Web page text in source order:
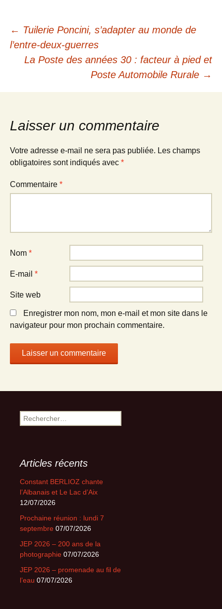
Navigation
des
articles
← Tuilerie Poncini, s’adapter au monde de
l’entre-deux-guerres
La Poste des années 30 : facteur à pied et
Poste Automobile Rurale →
Laisser un commentaire
Votre adresse e-mail ne sera pas publiée. Les champs
obligatoires sont indiqués avec *
Commentaire *
Nom *
E-mail *
Site web
Enregistrer mon nom, mon e-mail et mon site dans le
navigateur pour mon prochain commentaire.
Rechercher :
Articles récents
Constant BERLIOZ chante
l’Albanais et Le Lac d’Aix
12/07/2026
Prochaine réunion : lundi 7
septembre 07/07/2026
JEP 2026 – 200 ans de la
photographie 07/07/2026
JEP 2026 – promenade au fil de
l’eau 07/07/2026